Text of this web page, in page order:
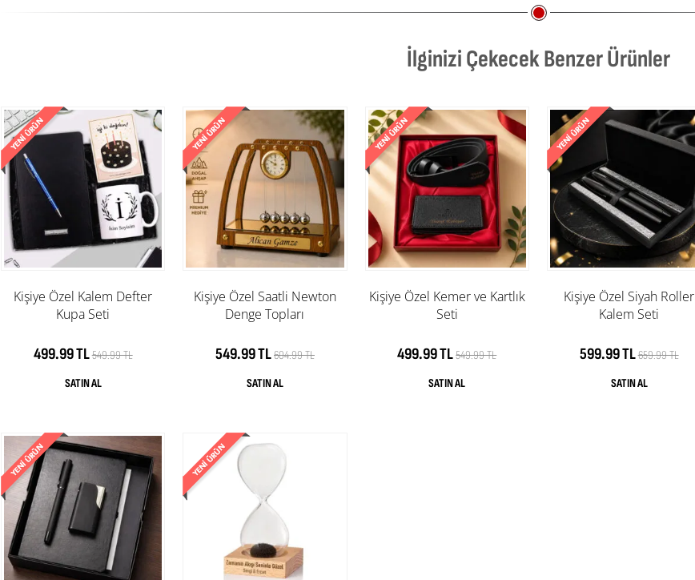
İlginizi Çekecek Benzer Ürünler
Kişiye Özel Kalem Defter
Kupa Seti
499.99 TL549.99 TL
Kişiye Özel Saatli Newton
Denge Topları
549.99 TL604.99 TL
Kişiye Özel Kemer ve Kartlık
Seti
499.99 TL549.99 TL
Kişiye Özel Siyah Roller
Kalem Seti
599.99 TL659.99 TL